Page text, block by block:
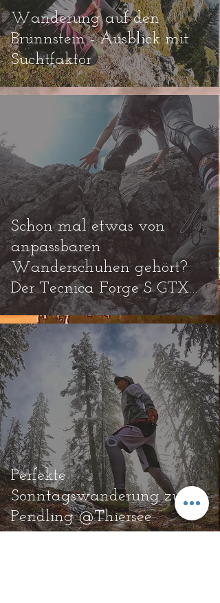
Wanderung auf den
Brünnstein - Ausblick mit
Suchtfaktor
Schon mal etwas von
anpassbaren
Wanderschuhen gehört?
Der Tecnica Forge S GTX
im Test
Perfekte
Sonntagswanderung zum
Pendling @Thiersee